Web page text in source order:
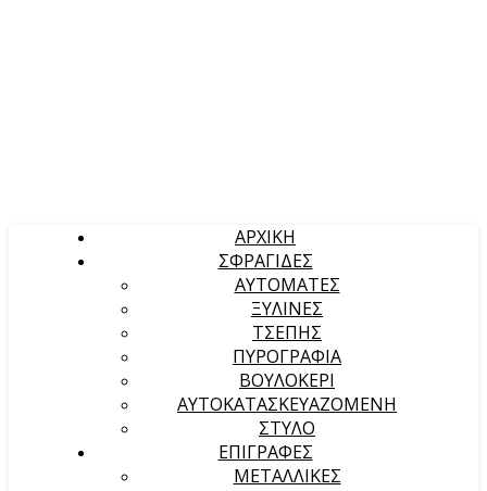
ΑΡΧΙΚΉ
ΣΦΡΑΓΙΔΕΣ
ΑΥΤΟΜΑΤΕΣ
ΞΥΛΙΝΕΣ
ΤΣΕΠΗΣ
ΠΥΡΟΓΡΑΦΙΑ
ΒΟΥΛΟΚΕΡΙ
ΑΥΤΟΚΑΤΑΣΚΕΥΑΖΟΜΕΝΗ
ΣΤΥΛΟ
ΕΠΙΓΡΑΦΕΣ
ΜΕΤΑΛΛΙΚΕΣ